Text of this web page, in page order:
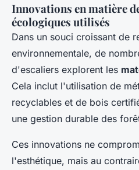
Innovations en matière
écologiques utilisés
Dans un souci croissant de
environnementale, de
d'escaliers explorent les
Cela inclut l'utilisation de
recyclables et de bois
une gestion durable des
Ces innovations ne
l'esthétique, mais au